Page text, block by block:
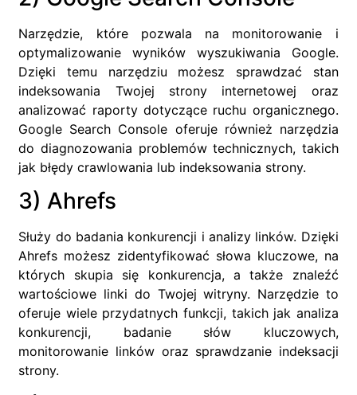
Narzędzie, które pozwala na monitorowanie i
optymalizowanie wyników wyszukiwania Google.
Dzięki temu narzędziu możesz sprawdzać stan
indeksowania Twojej strony internetowej oraz
analizować raporty dotyczące ruchu organicznego.
Google Search Console oferuje również narzędzia
do diagnozowania problemów technicznych, takich
jak błędy crawlowania lub indeksowania strony.
3) Ahrefs
Służy do badania konkurencji i analizy linków. Dzięki
Ahrefs możesz zidentyfikować słowa kluczowe, na
których skupia się konkurencja, a także znaleźć
wartościowe linki do Twojej witryny. Narzędzie to
oferuje wiele przydatnych funkcji, takich jak analiza
konkurencji, badanie słów kluczowych,
monitorowanie linków oraz sprawdzanie indeksacji
strony.